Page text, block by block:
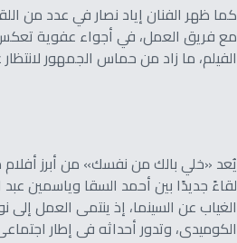
كما ظهر الفنان إياد نصار في عدد من
مع فريق العمل، في أجواء عفوية تعكس
الفيلم، ما زاد من حماس الجمهور
لقاءً جديدًا بين أحمد السقا وياسمين
الغياب عن السينما، إذ ينتمى العمل إلى
الكوميدى، وتدور أحداثه فى إطار